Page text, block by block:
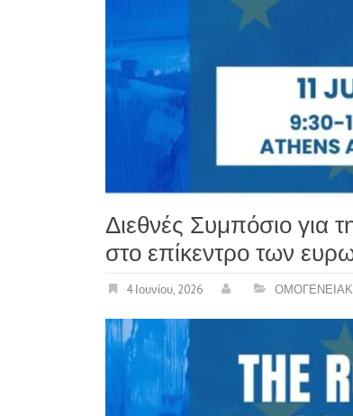
Διεθνές Συμπόσιο για
στο επίκεντρο των
4 Ιουνίου, 2026